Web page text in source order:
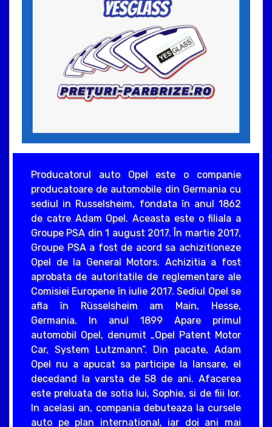
Producatorul auto Opel este o companie
producatoare de automobile din Germania cu
sediul in Russelsheim, fondata în anul 1862
de catre Adam Opel. Aceasta este o filiala a
Groupe PSA din 1 august 2017. În martie 2017,
Groupe PSA a fost de acord sa achizitioneze
Opel de la General Motors. Achizitia a fost
aprobata de autoritatile de reglementare ale
Comisiei Europene în iulie 2017. Sediul Opel se
afla în Rüsselsheim am Main, Hesse,
Germania. In anul 1899 Apare primul
automobil Opel, denumit „Opel Patent Motor
Car, System Lutzmann”. Din pacate, Adam
Opel nu a apucat sa participe la lansare, el
decedand la varsta de 58 de ani. Afacerea
este preluata de sotia lui, Sophie, si de fiii lor.
In acelasi an, compania debuteaza la cursele
auto pe plan international, iar doi ani mai